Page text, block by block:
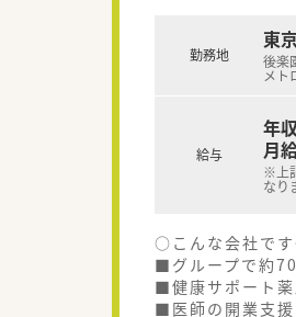
勤務地
東
後楽
メト
給与
年
月
※上
なり
○こんな会社で
■グループで約
■健康サポート薬
■医師の開業支援